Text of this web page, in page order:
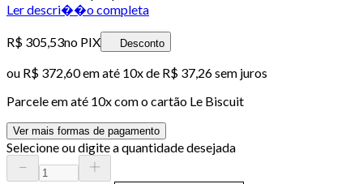
Ler descri��o completa
R$ 305,53no PIX Desconto
ou R$ 372,60em até 10x de R$ 37,26 sem juros
Parcele em até 10x com o cartão Le Biscuit
Ver mais formas de pagamento
Selecione ou digite a quantidade desejada